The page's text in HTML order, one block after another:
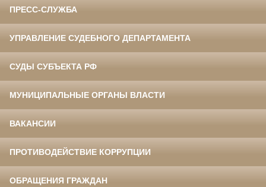
ПРЕСС-СЛУЖБА
УПРАВЛЕНИЕ СУДЕБНОГО ДЕПАРТАМЕНТА
СУДЫ СУБЪЕКТА РФ
МУНИЦИПАЛЬНЫЕ ОРГАНЫ ВЛАСТИ
ВАКАНСИИ
ПРОТИВОДЕЙСТВИЕ КОРРУПЦИИ
ОБРАЩЕНИЯ ГРАЖДАН